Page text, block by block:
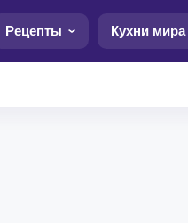
Рецепты Кухни мира